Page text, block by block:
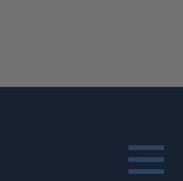
Menu